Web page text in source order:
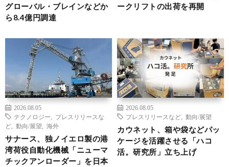
グローバル・ブレインなどか
ら8.4億円調達
ークリフトの出荷を再開
2026.08.05
テクノロジー
プレスリリースな
ど
動向/展望 海外
サナース、独ノイエロ製の港
湾荷役自動化機械「ニューマ
チックアンローダー」を日本
2026.08.05
プレスリリースなど
動向/展望
カウネット、箱や袋などパッ
ケージを活躍させる「ハコ
活。研究所」立ち上げ